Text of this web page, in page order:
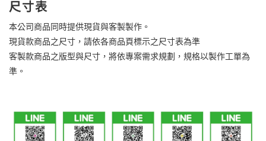
尺寸表
本公司商品同時提供現貨與客製製作。
現貨款商品之尺寸，請依各商品頁標示之尺寸表為準
客製款商品之版型與尺寸，將依專案需求規劃，規格以製作工單為
準。